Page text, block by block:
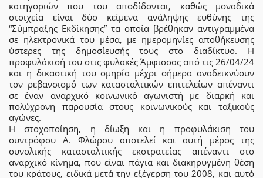
κατηγοριών που του αποδίδονται, καθώς μοναδικά
στοιχεία είναι δύο κείμενα ανάληψης ευθύνης της
“Σύμπραξης Εκδίκησης” τα οποία βρέθηκαν αντιγραμμένα
σε ηλεκτρονικά του μέσα, με ημερομηνίες αποθήκευσης
ύστερες της δημοσίευσής τους στο διαδίκτυο. Η
προφυλάκισή του στις φυλακές Άμφισσας από τις 26/04/24
και η δικαστική του ομηρία μέχρι σήμερα αναδεικνύουν
τον ρεβανσισμό των κατασταλτικών επιτελείων απέναντι
σε έναν αναρχικό κοινωνικό αγωνιστή με διαρκή και
πολύχρονη παρουσία στους κοινωνικούς και ταξικούς
αγώνες.
Η στοχοποίηση, η δίωξη και η προφυλάκιση του
συντρόφου Α. Φλώρου αποτελεί και αυτή μέρος της
συνολικής κατασταλτικής εκστρατείας απέναντι στο
αναρχικό κίνημα, που είναι πάγια και διακηρυγμένη θέση
του κράτους, ειδικά μετά την εξέγερση του 2008, και αυτό